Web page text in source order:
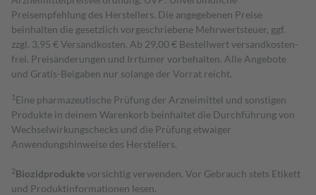
Preisempfehlung des Herstellers. Die angegebenen Preise
beinhalten die gesetzlich vorgeschriebene Mehrwertsteuer, ggf.
zzgl. 3,95 € Versandkosten. Ab 29,00 € Bestell­wert versand­kosten­
frei. Preisänderungen und Irrtümer vorbehalten. Alle Angebote
und Gratis-Beigaben nur solange der Vorrat reicht.
1 Eine pharmazeutische Prüfung der Arzneimittel und sonstigen
Produkte in deinem Warenkorb beinhaltet die Durchführung von
Wechselwirkungschecks und die Prüfung etwaiger
Anwendungshinweise des Herstellers.
2Biozidproduktevorsichtig verwenden. Vor Gebrauch stets Etikett
und Produktinformationen lesen.